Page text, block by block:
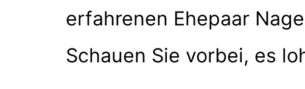
erfahrenen Ehepaar
Schauen Sie vorbei, es